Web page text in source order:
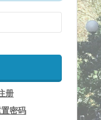
册
密码